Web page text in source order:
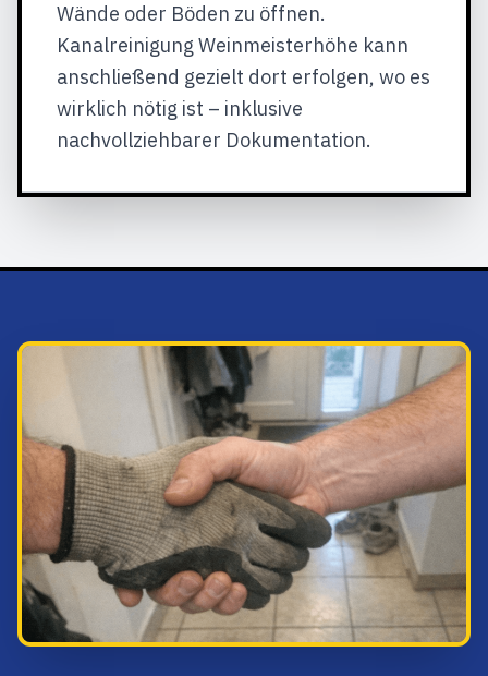
Wände oder Böden zu öffnen.
Kanalreinigung Weinmeisterhöhe kann
anschließend gezielt dort erfolgen, wo es
wirklich nötig ist – inklusive
nachvollziehbarer Dokumentation.